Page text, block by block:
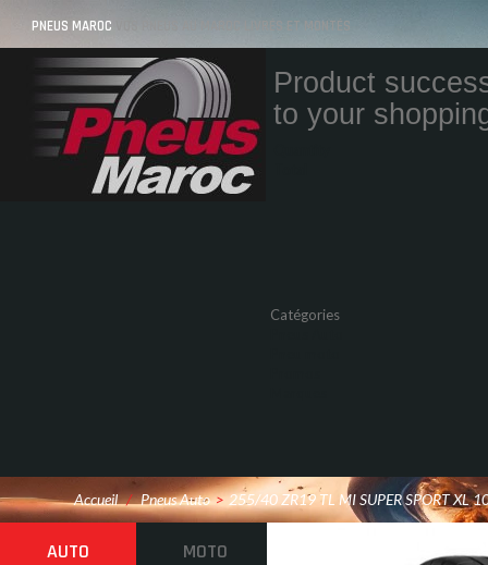
PNEUS MAROC VOS PNEUS AU MAROC LIVRÉS ET MONTÉS
Product
to your
Catégories
Accueil / Pneus Auto > 255/40 ZR19 TL MI SUPER SPORT XL
AUTO MOTO